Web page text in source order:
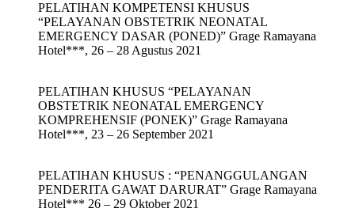
PELATIHAN KOMPETENSI KHUSUS
“PELAYANAN OBSTETRIK NEONATAL
EMERGENCY DASAR (PONED)” Grage Ramayana
Hotel***, 26 – 28 Agustus 2021
PELATIHAN KHUSUS “PELAYANAN
OBSTETRIK NEONATAL EMERGENCY
KOMPREHENSIF (PONEK)” Grage Ramayana
Hotel***, 23 – 26 September 2021
PELATIHAN KHUSUS : “PENANGGULANGAN
PENDERITA GAWAT DARURAT” Grage Ramayana
Hotel*** 26 – 29 Oktober 2021